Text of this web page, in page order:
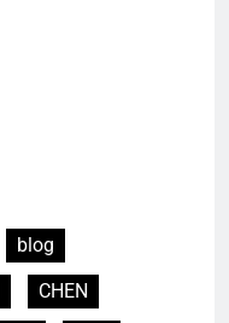
blog
CHEN